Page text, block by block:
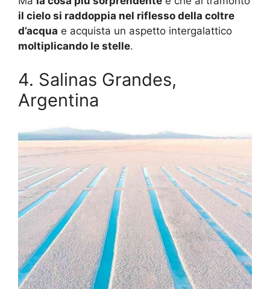
il cielo si raddoppia nel riflesso della coltre
d’acqua e acquista un aspetto intergalattico
moltiplicando le stelle.
4. Salinas Grandes,
Argentina